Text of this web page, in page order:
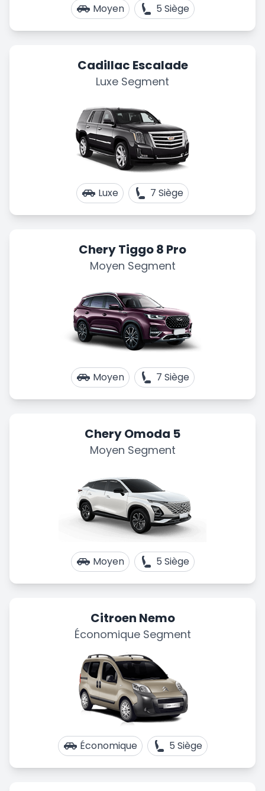
Moyen 5 Siège
Cadillac Escalade
Luxe Segment
Luxe 7 Siège
Chery Tiggo 8 Pro
Moyen Segment
Moyen 7 Siège
Chery Omoda 5
Moyen Segment
Moyen 5 Siège
Citroen Nemo
Économique Segment
Économique 5 Siège